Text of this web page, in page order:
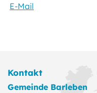
E-Mail
Kontakt
Gemeinde Barleben